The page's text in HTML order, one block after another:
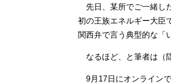
先日、某所でご一緒し
初の王族エネルギー大臣
関西弁で言う典型的な「
なるほど、と筆者は（
9月17日にオンライン